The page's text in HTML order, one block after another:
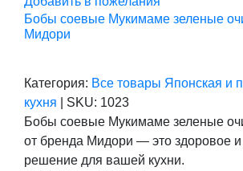
Бобы соевые Мукимаме зеленые
Мидори
Категория: Все товары Японская и
кухня
SKU: 1023
Бобы соевые Мукимаме зеленые
от бренда Мидори — это здоровое и
решение для вашей кухни.